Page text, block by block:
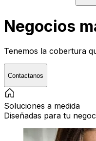
Negocios
Tenemos la cobertura
Contactanos
Soluciones a medida
Diseñadas para tu